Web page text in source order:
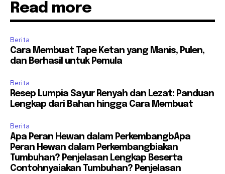
Read more
Berita
Cara Membuat Tape Ketan yang Manis, Pulen,
dan Berhasil untuk Pemula
Berita
Resep Lumpia Sayur Renyah dan Lezat: Panduan
Lengkap dari Bahan hingga Cara Membuat
Berita
Apa Peran Hewan dalam PerkembangbApa
Peran Hewan dalam Perkembangbiakan
Tumbuhan? Penjelasan Lengkap Beserta
Contohnyaiakan Tumbuhan? Penjelasan